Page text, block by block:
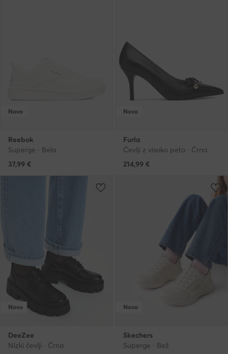
Novo
Reebok
Superge · Bela
37,99 €
Novo
Furla
Čevlji z visoko peto · Črna
214,99 €
Novo
DeeZee
Nizki čevlji · Črna
Novo
Skechers
Superge · Bež